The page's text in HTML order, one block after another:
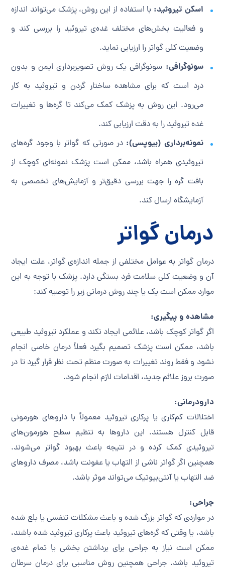
اسکن تیروئید: با استفاده از این روش، پزشک می‌تواند اندازه
و فعالیت بخش‌های مختلف غده‌ی تیروئید را بررسی کند و
وضعیت کلی گواتر را ارزیابی نماید.
سونوگرافی: سونوگرافی یک روش تصویربرداری ایمن و بدون
درد است که برای مشاهده ساختار گردن و تیروئید به کار
می‌رود. این روش به پزشک کمک می‌کند تا گره‌ها و تغییرات
غده تیروئید را به دقت ارزیابی کند.
نمونه‌برداری (بیوپسی): در صورتی که گواتر با وجود گره‌های
تیروئیدی همراه باشد، ممکن است پزشک نمونه‌ای کوچک از
بافت گره را جهت بررسی دقیق‌تر و آزمایش‌های تخصصی به
آزمایشگاه ارسال کند.
درمان گواتر
درمان گواتر به عوامل مختلفی از جمله اندازه‌ی گواتر، علت ایجاد
آن و وضعیت کلی سلامت فرد بستگی دارد. پزشک با توجه به این
موارد ممکن است یک یا چند روش درمانی زیر را توصیه کند:
مشاهده و پیگیری:
اگر گواتر کوچک باشد، علائمی ایجاد نکند و عملکرد تیروئید طبیعی
باشد، ممکن است پزشک تصمیم بگیرد فعلاً درمان خاصی انجام
نشود و فقط روند تغییرات به صورت منظم تحت نظر قرار گیرد تا در
صورت بروز علائم جدید، اقدامات لازم انجام شود.
دارودرمانی:
اختلالات کم‌کاری یا پرکاری تیروئید معمولاً با داروهای هورمونی
قابل کنترل هستند. این داروها به تنظیم سطح هورمون‌های
تیروئیدی کمک کرده و در نتیجه باعث بهبود گواتر می‌شوند.
همچنین اگر گواتر ناشی از التهاب یا عفونت باشد، مصرف داروهای
ضد التهاب یا آنتی‌بیوتیک می‌تواند موثر باشد.
جراحی:
در مواردی که گواتر بزرگ شده و باعث مشکلات تنفسی یا بلع شده
باشد، یا وقتی که گره‌های تیروئید باعث پرکاری تیروئید شده باشند،
ممکن است نیاز به جراحی برای برداشتن بخشی یا تمام غده‌ی
تیروئید باشد. جراحی همچنین روش مناسبی برای درمان سرطان